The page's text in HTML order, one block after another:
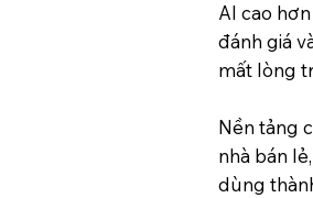
AI cao
đánh giá
mất lòng
Nền tảng
nhà bán
dùng